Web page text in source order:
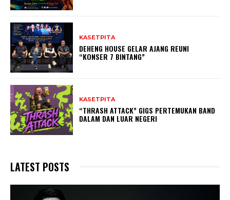
KASETPITA
DEHENG HOUSE GELAR AJANG REUNI
“KONSER 7 BINTANG”
KASETPITA
“THRASH ATTACK” GIGS PERTEMUKAN BAND
DALAM DAN LUAR NEGERI
LATEST POSTS